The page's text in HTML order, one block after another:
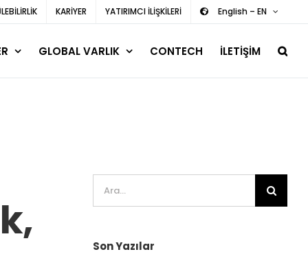
KARİYER YATIRIMCI İLİŞKİLERİ English – EN
GLOBAL VARLIK CONTECH İLETİŞİM
Ara:
Son Yazılar